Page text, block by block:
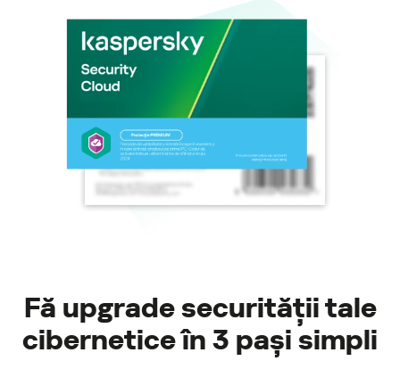
Fă upgrade securității tale
cibernetice în 3 pași simpli